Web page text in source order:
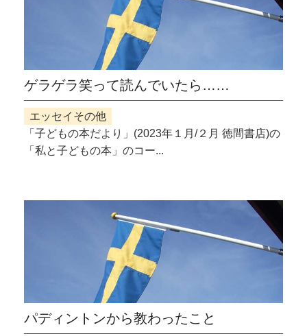
ゲラゲラ笑って読んでいたら……
エッセイその他
「子どもの本だより」(2023年１月/２月 徳間書店)の
「私と子どもの本」のコー...
パディントンから教わったこと